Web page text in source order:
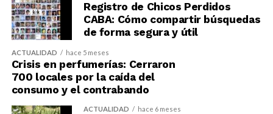
Registro de Chicos Perdidos
CABA: Cómo compartir búsquedas
de forma segura y útil
ACTUALIDAD hace 5 meses
Crisis en perfumerías: Cerraron
700 locales por la caída del
consumo y el contrabando
ACTUALIDAD hace 6 meses